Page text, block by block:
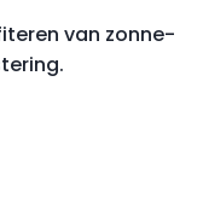
van zonne-